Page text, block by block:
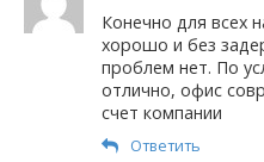
Конечно для всех
хорошо и без
проблем нет. По
отлично, офис
счет компании
Ответить